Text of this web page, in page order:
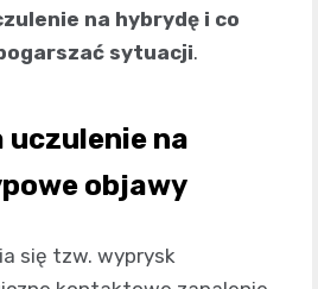
na hybrydę i co
sytuacji.
uczulenie na
objawy
się tzw. wyprysk